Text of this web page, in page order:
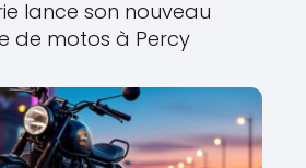
lance son nouveau
de motos à Percy